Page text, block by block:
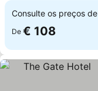
Consulte os preços de
De € 108